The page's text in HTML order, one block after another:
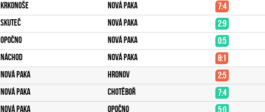
Krkonoše Nová Paka 7:4
Skuteč Nová Paka 2:9
Opočno Nová Paka 0:5
Náchod Nová Paka 8:1
Nová Paka Hronov 2:5
Nová Paka Chotěboř 7:4
Nová Paka Opočno 5:0